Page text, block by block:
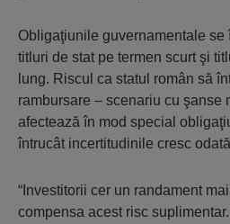
Obligaţiunile guvernamentale se
titluri de stat pe termen scurt şi
lung. Riscul ca statul român să
rambursare – scenariu cu şanse
afectează în mod special
întrucât incertitudinile cresc
“Investitorii cer un randament
compensa acest risc